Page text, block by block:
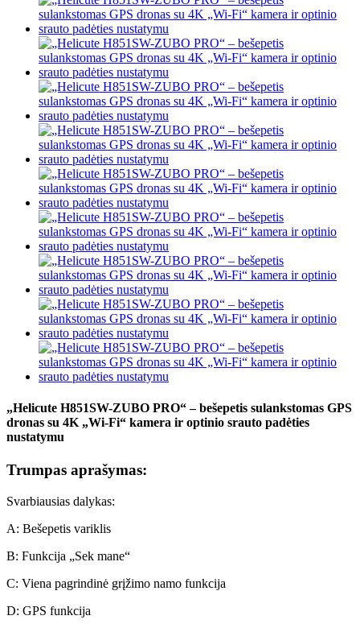
„Helicute H851SW-ZUBO PRO“ – bešepetis sulankstomas GPS
dronas su 4K „Wi-Fi“ kamera ir optinio srauto padėties
nustatymu
Trumpas aprašymas:
Svarbiausias dalykas:
A: Bešepetis variklis
B: Funkcija „Sek mane“
C: Viena pagrindinė grįžimo namo funkcija
D: GPS funkcija